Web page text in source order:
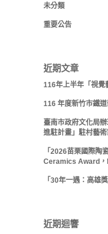
未分類
重要公告
近期文章
116年上半年「視覺
116 年度新竹市鐵
臺南市政府文化局
進駐計畫」駐村藝
「2026苗栗國際陶
Ceramics Award，
「30年一遇：高雄
近期迴響